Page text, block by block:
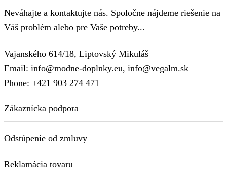
Neváhajte a kontaktujte nás. Spoločne nájdeme riešenie na
Váš problém alebo pre Vaše potreby...
Vajanského 614/18, Liptovský Mikuláš
Email: info@modne-doplnky.eu, info@vegalm.sk
Phone: +421 903 274 471
Zákaznícka podpora
Odstúpenie od zmluvy
Reklamácia tovaru